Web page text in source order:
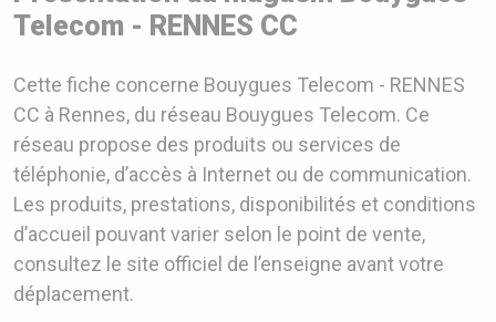
Telecom - RENNES CC
Cette fiche concerne Bouygues Telecom - RENNES
CC à Rennes, du réseau Bouygues Telecom. Ce
réseau propose des produits ou services de
téléphonie, d’accès à Internet ou de communication.
Les produits, prestations, disponibilités et conditions
d’accueil pouvant varier selon le point de vente,
consultez le site officiel de l’enseigne avant votre
déplacement.